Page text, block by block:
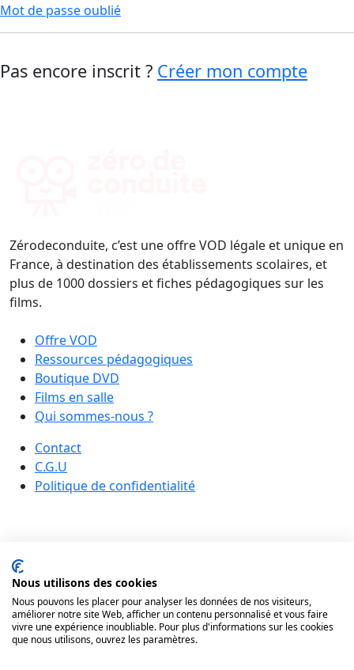
Mot de passe oublié
Pas encore inscrit ? Créer mon compte
Zérodeconduite, c’est une offre VOD légale et unique en
France, à destination des établissements scolaires, et
plus de 1000 dossiers et fiches pédagogiques sur les
films.
Offre VOD
Ressources pédagogiques
Boutique DVD
Films en salle
Qui sommes-nous ?
Contact
C.G.U
Politique de confidentialité
Nous utilisons des cookies
Nous pouvons les placer pour analyser les données de nos visiteurs,
améliorer notre site Web, afficher un contenu personnalisé et vous faire
vivre une expérience inoubliable. Pour plus d'informations sur les cookies
que nous utilisons, ouvrez les paramètres.